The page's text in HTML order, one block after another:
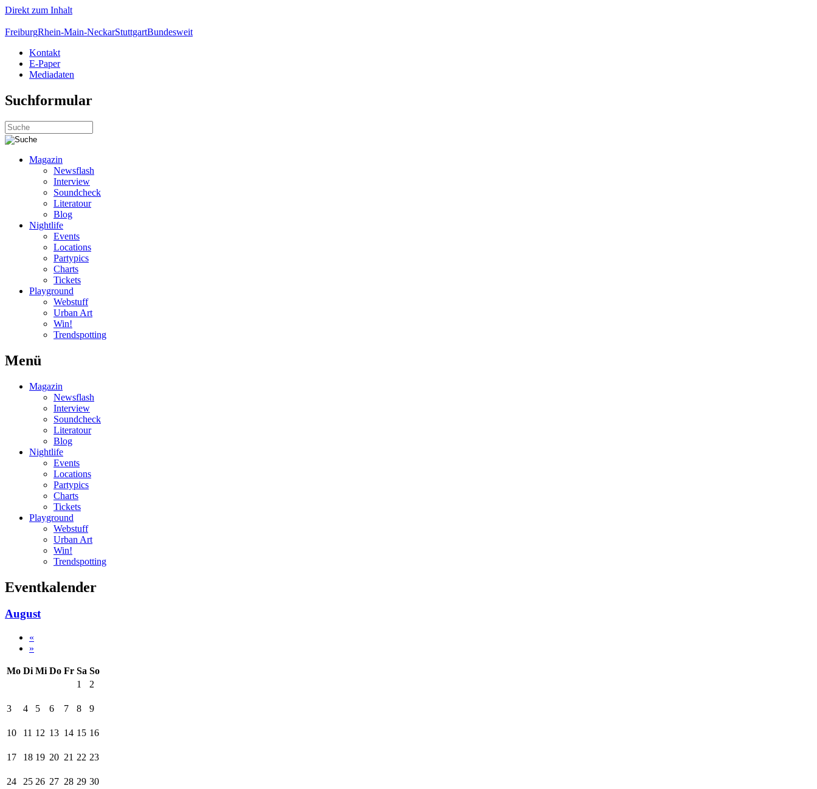
Direkt zum Inhalt
FreiburgRhein-Main-NeckarStuttgartBundesweit
Kontakt
E-Paper
Mediadaten
Suchformular
Magazin
Newsflash
Interview
Soundcheck
Literatour
Blog
Nightlife
Events
Locations
Partypics
Charts
Tickets
Playground
Webstuff
Urban Art
Win!
Trendspotting
Menü
Magazin
Newsflash
Interview
Soundcheck
Literatour
Blog
Nightlife
Events
Locations
Partypics
Charts
Tickets
Playground
Webstuff
Urban Art
Win!
Trendspotting
Eventkalender
August
«
»
Mo Di Mi Do Fr Sa So
1
2
3 4 5 6 7 8 9
10 11 12 13 14 15 16
17 18 19 20 21 22 23
24 25 26 27 28 29 30